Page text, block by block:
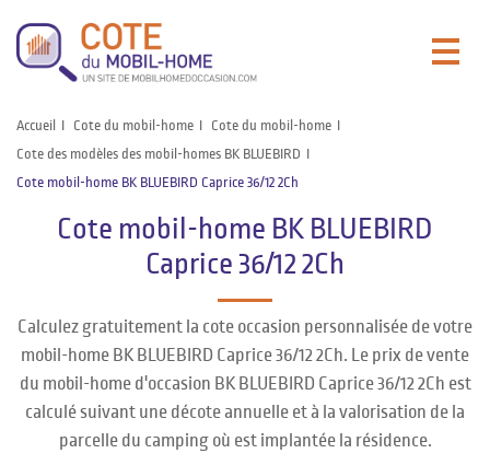
Accueil Cote du mobil-home
Cote du mobil-home
Cote des modèles des mobil-homes BK BLUEBIRD
Cote mobil-home BK BLUEBIRD Caprice 36/12 2Ch
Cote mobil-home BK BLUEBIRD
Caprice 36/12 2Ch
Calculez gratuitement la cote occasion personnalisée de votre
mobil-home BK BLUEBIRD Caprice 36/12 2Ch. Le prix de vente
du mobil-home d'occasion BK BLUEBIRD Caprice 36/12 2Ch est
calculé suivant une décote annuelle et à la valorisation de la
parcelle du camping où est implantée la résidence.